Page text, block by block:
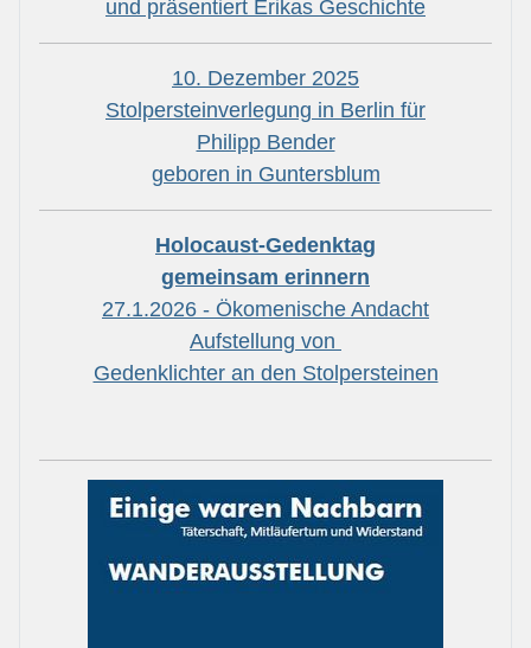
und präsentiert Erikas Geschichte
10. Dezember 2025
Stolpersteinverlegung in Berlin für
Philipp Bender
geboren in Guntersblum
Holocaust-Gedenktag
gemeinsam erinnern
27.1.2026 - Ökomenische Andacht
Aufstellung von
Gedenklichter an den Stolpersteinen